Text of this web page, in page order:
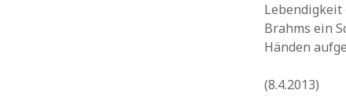
Lebendigkeit
Brahms ein
Händen
(8.4.2013)